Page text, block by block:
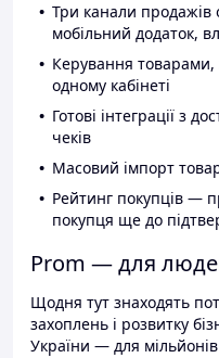
Три канали продажів
мобільний додаток,
Керування
одному кабінеті
Готові інтеграції з
чеків
Масовий імпорт
Рейтинг покупців —
покупця ще до
Prom — для
Щодня тут знаходять
захоплень і розвитку
України — для